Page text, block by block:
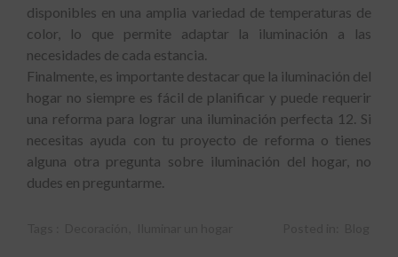
disponibles en una amplia variedad de temperaturas de
color, lo que permite adaptar la iluminación a las
necesidades de cada estancia.
Finalmente, es importante destacar que la iluminación del
hogar no siempre es fácil de planificar y puede requerir
una reforma para lograr una iluminación perfecta 12. Si
necesitas ayuda con tu proyecto de reforma o tienes
alguna otra pregunta sobre iluminación del hogar, no
dudes en preguntarme.